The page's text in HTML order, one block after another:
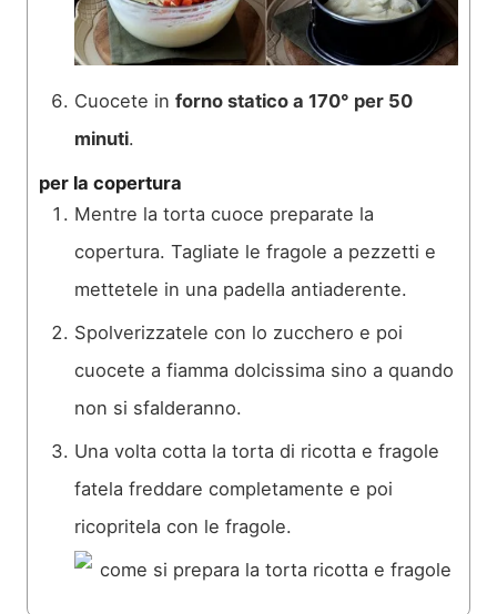
Cuocete in forno statico a 170° per 50
minuti.
per la copertura
Mentre la torta cuoce preparate la
copertura. Tagliate le fragole a pezzetti e
mettetele in una padella antiaderente.
Spolverizzatele con lo zucchero e poi
cuocete a fiamma dolcissima sino a quando
non si sfalderanno.
Una volta cotta la torta di ricotta e fragole
fatela freddare completamente e poi
ricopritela con le fragole.